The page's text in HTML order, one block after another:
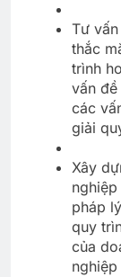
Tư
thắc
trình
vấn
các
giải
Xây
pháp
quy
của